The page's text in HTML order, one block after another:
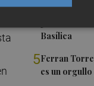
4Kiat Lim
plantilla en
Basílica
5Ferran
es un